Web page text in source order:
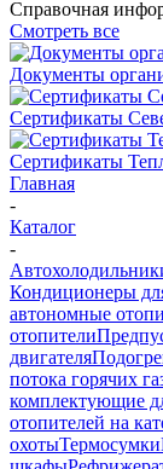
Справочная
Смотреть все
Документы
Сертификаты
Сертификаты
Главная
-
Каталог
-
Кондиционеры
автономные
отопители
двигателя
потока горячих
комплектующие
отопителей на
охотыТермосумки